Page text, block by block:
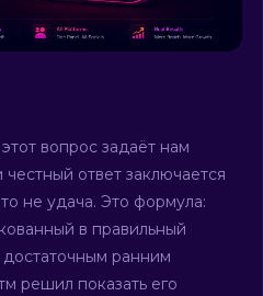
вопрос задаёт нам
ответ заключается
не удача. Это формула:
в правильный
ранним
решил показать его